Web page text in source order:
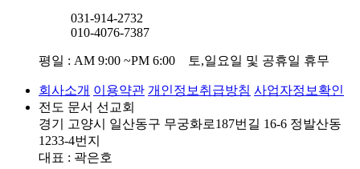
031-914-2732
010-4076-7387
평일 : AM 9:00 ~PM 6:00 토,일요일 및 공휴일 휴무
회사소개 이용약관 개인정보취급방침 사업자정보확인
전도 문서 선교회
경기 고양시 일산동구 무궁화로187번길 16-6 정발산동
1233-4번지
대표 : 곽은호